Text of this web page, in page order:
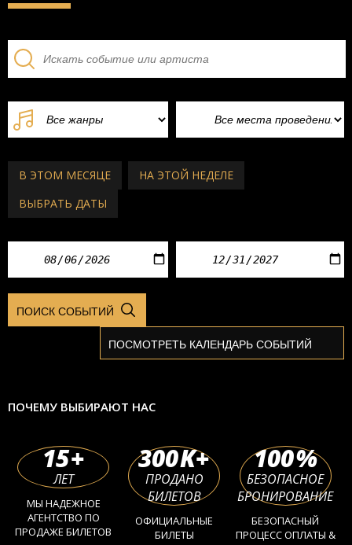
В ЭТОМ МЕСЯЦЕ
НА ЭТОЙ НЕДЕЛЕ
ВЫБРАТЬ ДАТЫ
ПОЧЕМУ ВЫБИРАЮТ НАС
15+
ЛЕТ
МЫ НАДЕЖНОЕ
АГЕНТСТВО ПО
ПРОДАЖЕ БИЛЕТОВ
300K+
ПРОДАНО
БИЛЕТОВ
ОФИЦИАЛЬНЫЕ
БИЛЕТЫ
100%
БЕЗОПАСНОЕ
БРОНИРОВАНИЕ
БЕЗОПАСНЫЙ
ПРОЦЕСС ОПЛАТЫ &